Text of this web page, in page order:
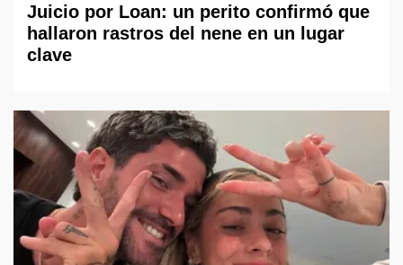
Juicio por Loan: un perito confirmó que
hallaron rastros del nene en un lugar
clave